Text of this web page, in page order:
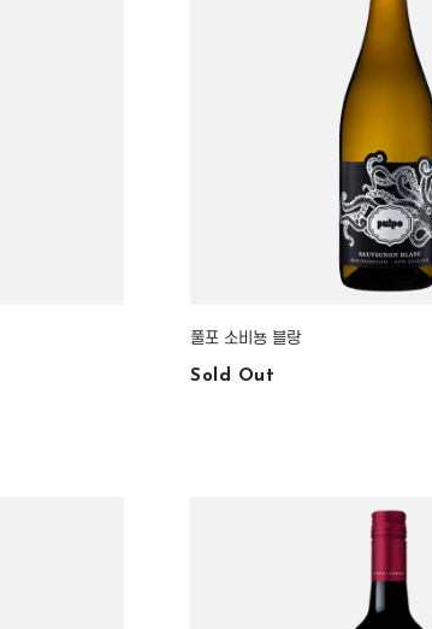
풀포 소비뇽 블랑
Sold Out